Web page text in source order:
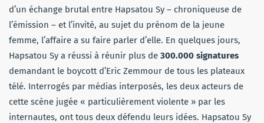
d’un échange brutal entre Hapsatou Sy – chroniqueuse de
l’émission – et l’invité, au sujet du prénom de la jeune
femme, l’affaire a su faire parler d’elle. En quelques jours,
Hapsatou Sy a réussi à réunir plus de 300.000 signatures
demandant le boycott d’Eric Zemmour de tous les plateaux
télé. Interrogés par médias interposés, les deux acteurs de
cette scène jugée « particulièrement violente » par les
internautes, ont tous deux défendu leurs idées. Hapsatou Sy